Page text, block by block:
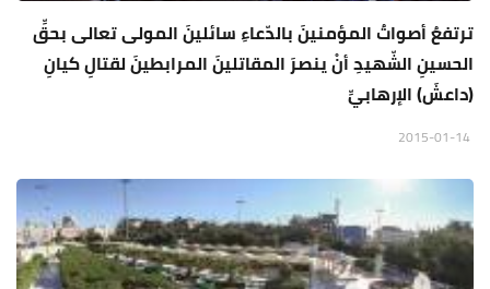
ترتفعُ أصواتُ المؤمنينَ بالدّعاءِ سائلينَ المولى تعالى بحقِّ
الحسينِ الشّهيدِ أنْ ينصرَ المقاتلينَ المرابطينَ لقتالِ كيانِ
(داعشَ) الإرهابيِّ